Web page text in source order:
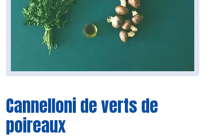
Cannelloni de verts de
poireaux